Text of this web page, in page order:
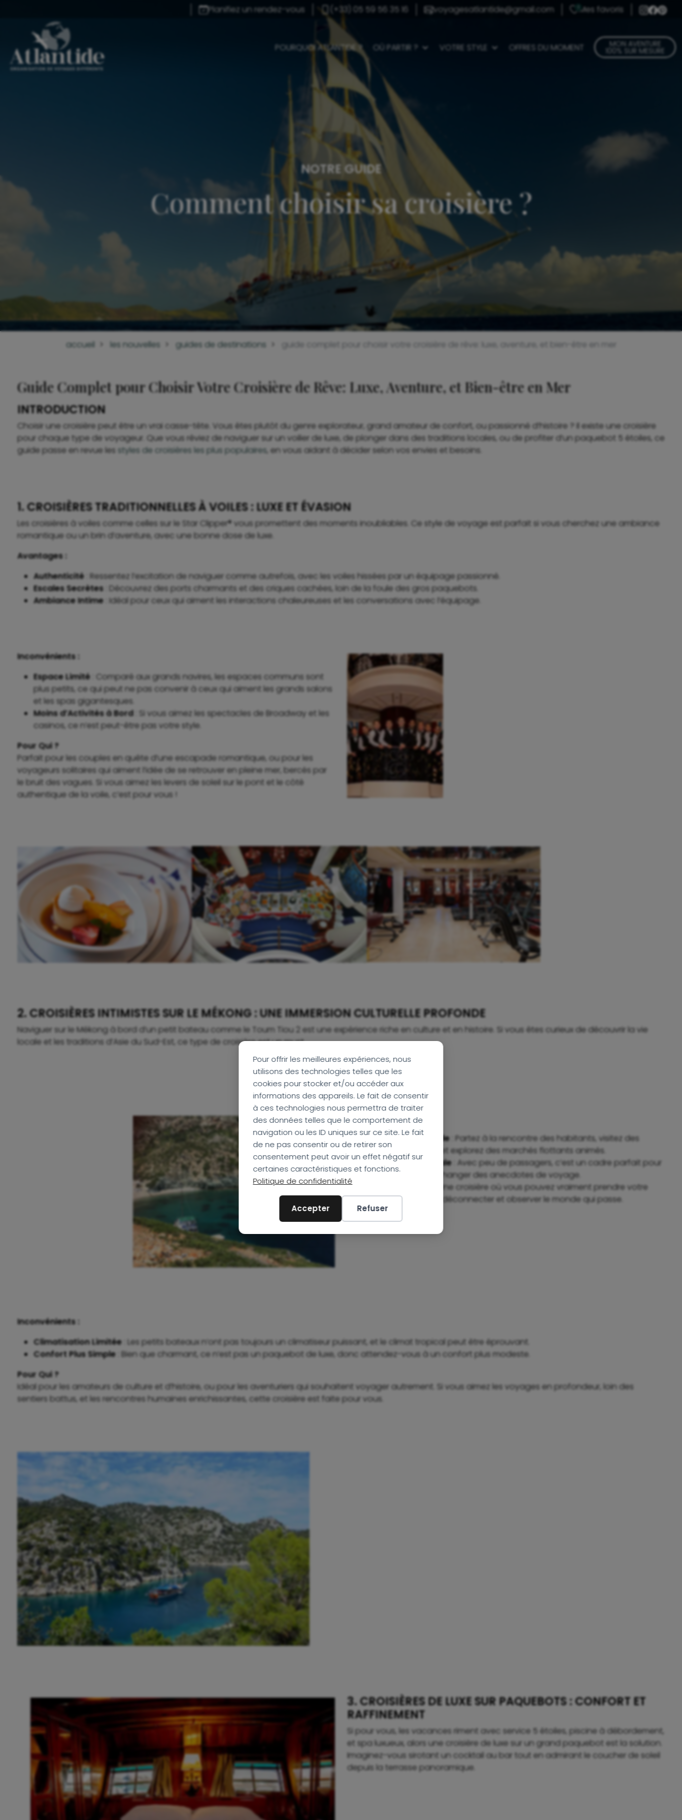
Pour offrir les meilleures expériences, nous
utilisons des technologies telles que les
cookies pour stocker et/ou accéder aux
informations des appareils. Le fait de consentir
à ces technologies nous permettra de traiter
des données telles que le comportement de
navigation ou les ID uniques sur ce site. Le fait
de ne pas consentir ou de retirer son
consentement peut avoir un effet négatif sur
certaines caractéristiques et fonctions.
Politique de confidentialité
Accepter Refuser
Planifiez un rendez-vous (+33) 05 59 56 35 16 voyagesatlantide@gmail.com Mes favoris
POURQUOI ATLANTIDE ? OÙ PARTIR ? VOTRE STYLE OFFRES DU MOMENT MON AVENTURE
100% SUR MESURE
NOTRE GUIDE
Comment choisir sa croisière ?
accueil les nouvelles guides de destinations guide complet pour choisir votre croisière de rêve: luxe, aventure, et bien-être en mer
Guide Complet pour Choisir Votre Croisière de Rêve: Luxe, Aventure, et Bien-être en Mer
INTRODUCTION
Choisir une croisière peut être un vrai casse-tête. Vous êtes plutôt du genre explorateur, grand amateur de confort, ou passionné d’histoire ? Il existe une croisière
pour chaque type de voyageur. Que vous rêviez de naviguer sur un voilier de luxe, de plonger dans des traditions locales, ou de profiter d’un paquebot 5 étoiles, ce
guide passe en revue les styles de croisières les plus populaires, en vous aidant à décider selon vos envies et besoins.
1. CROISIÈRES TRADITIONNELLES À VOILES : LUXE ET ÉVASION
Les croisières à voiles comme celles sur le Star Clipper® vous promettent des moments inoubliables. Ce style de voyage est parfait si vous cherchez une ambiance
romantique ou un brin d’aventure, avec une bonne dose de luxe.
Avantages :
Authenticité : Ressentez l’excitation de naviguer comme autrefois, avec les voiles hissées par un équipage passionné.
Escales Secrètes : Découvrez des ports charmants et des criques cachées, loin de la foule des gros paquebots.
Ambiance Intime : Idéal pour ceux qui aiment les interactions chaleureuses et les conversations avec l’équipage.
Inconvénients :
Espace Limité : Comparé aux grands navires, les espaces communs sont
plus petits, ce qui peut ne pas convenir à ceux qui aiment les grands salons
et les spas gigantesques.
Moins d’Activités à Bord: Si vous aimez les spectacles de Broadway et les
casinos, ce n’est peut-être pas votre style.
Pour Qui ?
Parfait pour les couples en quête d’une escapade romantique, ou pour les
voyageurs solitaires qui aiment l’idée de se retrouver en pleine mer, bercés par
le bruit des vagues. Si vous aimez les levers de soleil sur le pont et le côté
authentique de la voile, c’est pour vous !
2. CROISIÈRES INTIMISTES SUR LE MÉKONG : UNE IMMERSION CULTURELLE PROFONDE
Naviguer sur le Mékong à bord d’un petit bateau comme le Toum Tiou 2 est une expérience riche en culture et en histoire. Si vous êtes curieux de découvrir la vie
locale et les traditions d’Asie du Sud-Est, ce type de croisière est un must.
Avantages :
Immersion Culturelle : Partez à la rencontre des habitants, visitez des
temples séculaires, et explorez des marchés flottants animés.
Ambiance Conviviale : Avec peu de passagers, c’est un cadre parfait pour
créer des liens et échanger des anecdotes de voyage.
: Une croisière où vous pouvez vraiment prendre votre
temps, parfait pour déconnecter et observer le monde qui passe.
Inconvénients :
Climatisation Limitée : Les petits bateaux n’ont pas toujours un climatiseur puissant, et le climat tropical peut être éprouvant.
Confort Plus Simple : Bien que charmant, ce n’est pas un paquebot de luxe, donc attendez-vous à un confort plus modeste.
Pour Qui ?
Idéal pour les amateurs de culture et d’histoire, ou pour les aventuriers qui souhaitent voyager autrement. Si vous aimez les voyages en profondeur, loin des
sentiers battus, et les rencontres humaines enrichissantes, cette croisière est faite pour vous.
3. CROISIÈRES DE LUXE SUR PAQUEBOTS : CONFORT ET
RAFFINEMENT
Si pour vous, les vacances riment avec service 5 étoiles, piscine à débordement,
et spa luxueux, alors une croisière de luxe sur un grand paquebot est la solution.
Imaginez-vous sirotant un cocktail au bar tout en admirant le coucher de soleil
depuis la terrasse panoramique.